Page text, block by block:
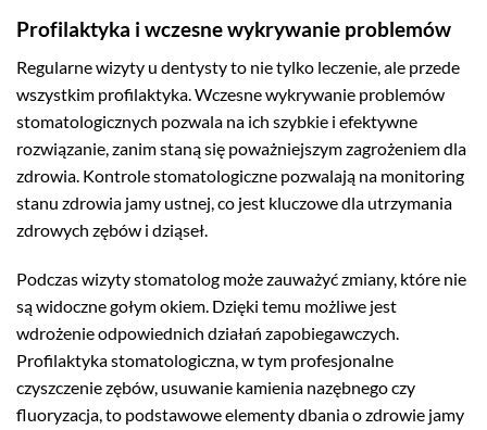
Profilaktyka i wczesne wykrywanie problemów
Regularne wizyty u dentysty to nie tylko leczenie, ale przede
wszystkim profilaktyka. Wczesne wykrywanie problemów
stomatologicznych pozwala na ich szybkie i efektywne
rozwiązanie, zanim staną się poważniejszym zagrożeniem dla
zdrowia. Kontrole stomatologiczne pozwalają na monitoring
stanu zdrowia jamy ustnej, co jest kluczowe dla utrzymania
zdrowych zębów i dziąseł.
Podczas wizyty stomatolog może zauważyć zmiany, które nie
są widoczne gołym okiem. Dzięki temu możliwe jest
wdrożenie odpowiednich działań zapobiegawczych.
Profilaktyka stomatologiczna, w tym profesjonalne
czyszczenie zębów, usuwanie kamienia nazębnego czy
fluoryzacja, to podstawowe elementy dbania o zdrowie jamy